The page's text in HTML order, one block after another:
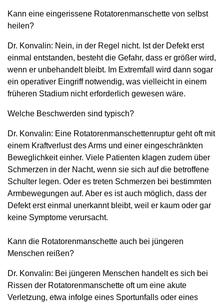
Kann eine eingerissene Rotatorenmanschette von selbst
heilen?
Dr. Konvalin: Nein, in der Regel nicht. Ist der Defekt erst
einmal entstanden, besteht die Gefahr, dass er größer wird,
wenn er unbehandelt bleibt. Im Extremfall wird dann sogar
ein operativer Eingriff notwendig, was vielleicht in einem
früheren Stadium nicht erforderlich gewesen wäre.
Welche Beschwerden sind typisch?
Dr. Konvalin: Eine Rotatorenmanschettenruptur geht oft mit
einem Kraftverlust des Arms und einer eingeschränkten
Beweglichkeit einher. Viele Patienten klagen zudem über
Schmerzen in der Nacht, wenn sie sich auf die betroffene
Schulter legen. Oder es treten Schmerzen bei bestimmten
Armbewegungen auf. Aber es ist auch möglich, dass der
Defekt erst einmal unerkannt bleibt, weil er kaum oder gar
keine Symptome verursacht.
Kann die Rotatorenmanschette auch bei jüngeren
Menschen reißen?
Dr. Konvalin: Bei jüngeren Menschen handelt es sich bei
Rissen der Rotatorenmanschette oft um eine akute
Verletzung, etwa infolge eines Sportunfalls oder eines